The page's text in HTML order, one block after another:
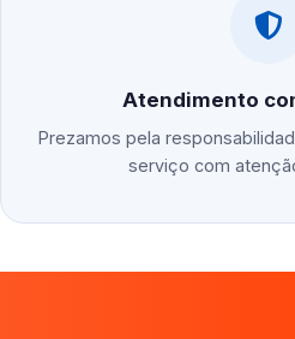
Atendimento
Prezamos pela
serviço com